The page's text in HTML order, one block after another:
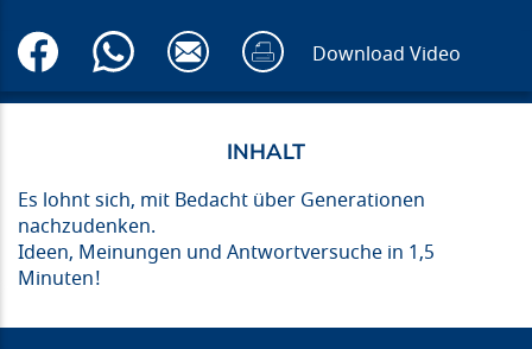
Download Video
Es lohnt sich, mit Bedacht über Generationen
nachzudenken.
Ideen, Meinungen und Antwortversuche in 1,5
Minuten!